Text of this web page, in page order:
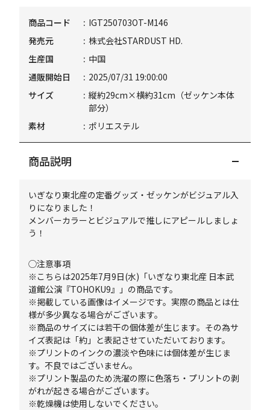
商品コード
IGT250703OT-M146
発売元
株式会社STARDUST HD.
生産国
中国
通販開始日
2025/07/31 19:00:00
サイズ
縦約29cm×横約31cm（ゼッケン本体
部分）
素材
ポリエステル
商品説明
いぎなり東北産の定番グッズ・ゼッケンがビジュアル入
りになりました！
メンバーカラーとビジュアルで推しにアピールしましょ
う！
◯注意事項
※こちらは2025年7月9日(水)「いぎなり東北産 日本武
道館公演『TOHOKU9』」の商品です。
※掲載している画像はイメージです。実際の商品とは仕
様が多少異なる場合がございます。
※商品のサイズには若干の個体差が生じます。その為サ
イズ表記は「約」と表記させていただいております。
※プリントのインクの濃淡や色味には個体差が生じま
す。不良ではございません。
※プリント製品のため洗濯の際に色落ち・プリントの剥
がれが起きる場合がございます。
※乾燥機は使用しないでください。